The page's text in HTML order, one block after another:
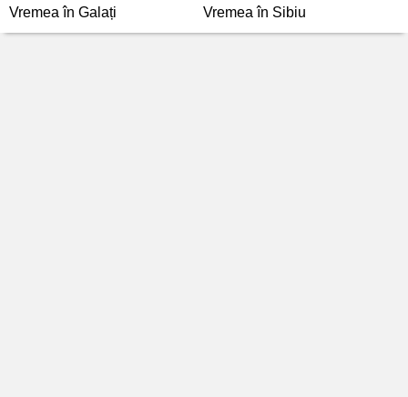
Vremea în Galați Vremea în Sibiu